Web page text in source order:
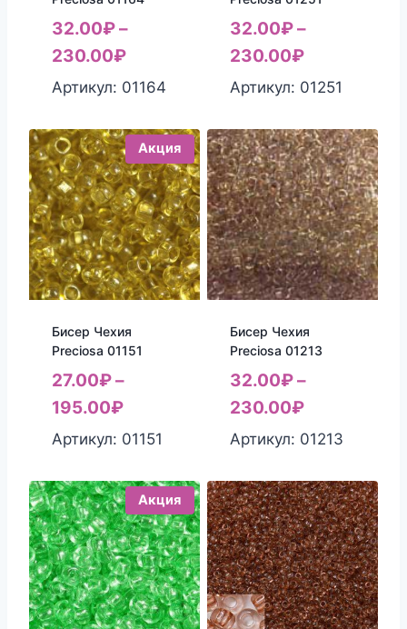
32.00₽–
230.00₽
Артикул: 01164
32.00₽–
230.00₽
Артикул: 01251
Акция
Бисер Чехия
Preciosa 01151
27.00₽–
195.00₽
Артикул: 01151
Бисер Чехия
Preciosa 01213
32.00₽–
230.00₽
Артикул: 01213
Акция